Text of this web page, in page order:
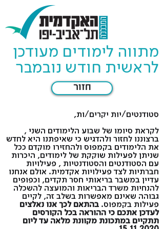
מתווה לימודים מעודכן
לראשית חודש נובמבר
חזור
סטודנטים/יות יקרים/ות,
לקראת סיומו של שבוע הלימודים השני ,
ברצוננו לחזור ולהדגיש כי שאיפתנו היא לחדש
את הלימודים בקמפוס ולהחזירו מוקדם ככל
שניתן לפעילות שוקקת של לימודים, היכרות
עם הסטודנטים והסטודנטיות , פעילויות
חברתיות לצד פעילויות אקדמית. אולם אנחנו
עדיין במשבר בריאותי חסר תקדים, וכפופים
להנחיות משרד הבריאות והמועצה להשכלה
גבוהה שאינם מאפשרות בשלב זה, לקיים
פעילות בקמפוס. בהתאם לכך אנו נאלצים
לעדכן אתכם כי ההוראה בכל הקורסים
תתקיים במתכונת מקוונת מלאה עד ליום